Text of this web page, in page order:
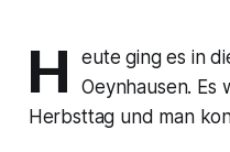
H
eute ging es in
Oeynhausen. Es
Herbsttag und man